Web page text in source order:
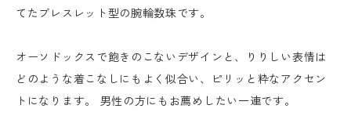
てたブレスレット型の腕輪数珠です。
オーソドックスで飽きのこないデザインと、りりしい表情は
どのような着こなしにもよく似合い、ピリッと粋なアクセン
トになります。 男性の方にもお薦めしたい一連です。